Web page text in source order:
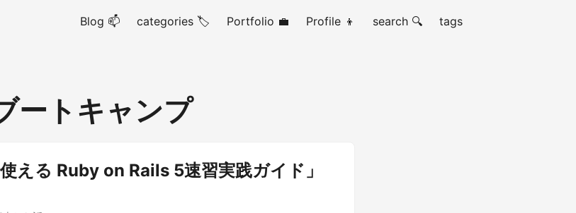
Blog 📫 categories 🏷 Portfolio 💼 Profile 👦 search 🔍 tags
ートキャンプ
える Ruby on Rails 5速習実践ガイド」